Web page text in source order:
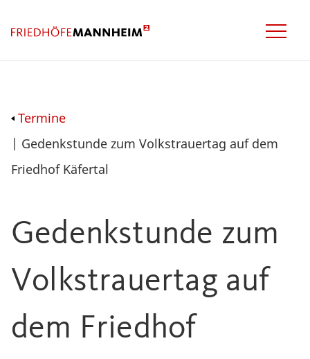
Termine
| Gedenkstunde zum Volkstrauertag auf dem
Friedhof Käfertal
Gedenkstunde zum
Volkstrauertag auf
dem Friedhof